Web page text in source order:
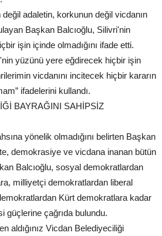
değil adaletin, korkunun değil vicdanın
Başkan Balcıoğlu, Silivri'nin
işin içinde olmadığını ifade etti.
yüzünü yere eğdirecek hiçbir işin
vicdanını incitecek hiçbir kararın
ifadelerini kullandı.
BAYRAĞINI SAHİPSİZ
yönelik olmadığını belirten Başkan
demokrasiye ve vicdana inanan bütün
Balcıoğlu, sosyal demokratlardan
milliyetçi demokratlardan liberal
Kürt demokratlara kadar
güçlerine çağrıda bulundu.
aldığınız Vicdan Belediyeciliği